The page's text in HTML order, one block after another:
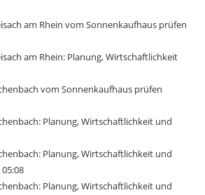
am Rhein vom Sonnenkaufhaus prüfen
am Rhein: Planung, Wirtschaftlichkeit
vom Sonnenkaufhaus prüfen
Planung, Wirtschaftlichkeit und
Planung, Wirtschaftlichkeit und
Planung, Wirtschaftlichkeit und